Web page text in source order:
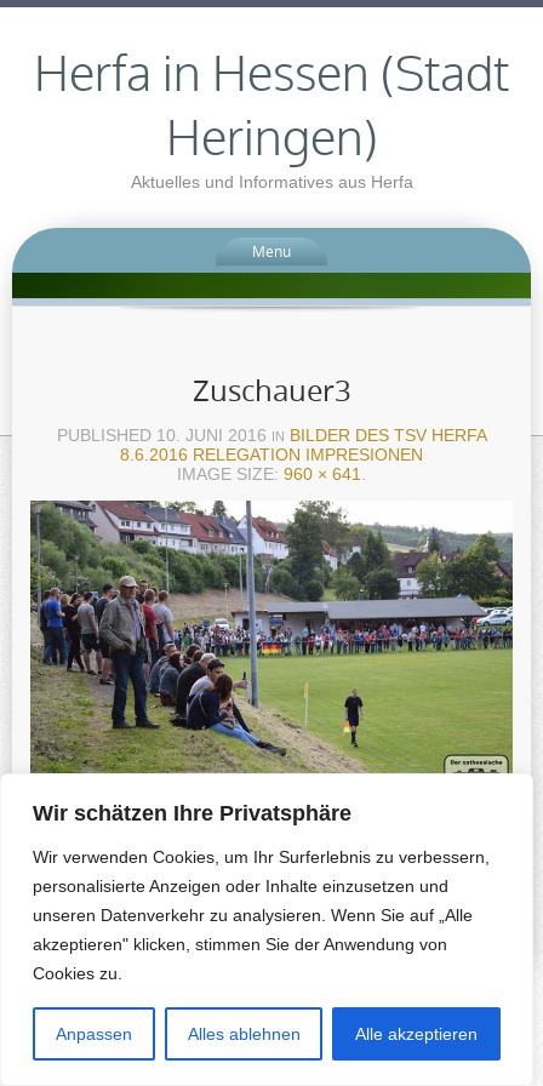
Wir schätzen Ihre Privatsphäre
Wir verwenden Cookies, um Ihr Surferlebnis zu verbessern,
personalisierte Anzeigen oder Inhalte einzusetzen und
unseren Datenverkehr zu analysieren. Wenn Sie auf „Alle
akzeptieren" klicken, stimmen Sie der Anwendung von
Cookies zu.
Anpassen Alles ablehnen Alle akzeptieren
Herfa in Hessen (Stadt
Heringen)
Aktuelles und Informatives aus Herfa
Menu
Zuschauer3
PUBLISHED 10. JUNI 2016 IN BILDER DES TSV HERFA
8.6.2016 RELEGATION IMPRESIONEN
IMAGE SIZE: 960 × 641.
Previous Photo Next Photo